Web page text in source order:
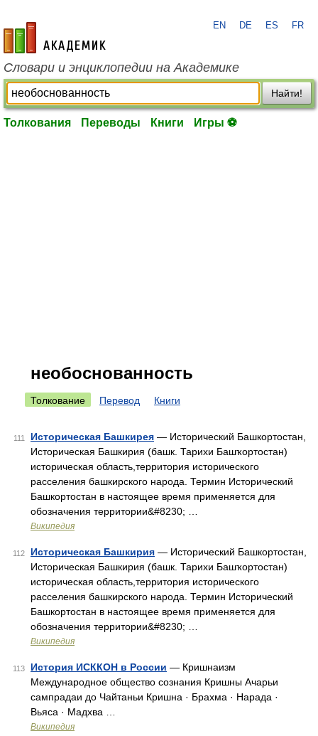
academic.ru
EN DE ES FR
Словари и энциклопедии на Академике
Найти!
Толкования Переводы Книги Игры ⚽
необоснованность
Толкование Перевод Книги
111 Историческая Башкирея — Исторический Башкортостан,
Историческая Башкирия (башк. Тарихи Башҡортостан)
историческая область,территория исторического
расселения башкирского народа. Термин Исторический
Башкортостан в настоящее время применяется для
обозначения территории&#8230; …
Википедия
112 Историческая Башкирия — Исторический Башкортостан,
Историческая Башкирия (башк. Тарихи Башҡортостан)
историческая область,территория исторического
расселения башкирского народа. Термин Исторический
Башкортостан в настоящее время применяется для
обозначения территории&#8230; …
Википедия
113 История ИСККОН в России — Кришнаизм
Международное общество сознания Кришны Ачарьи
сампрадаи до Чайтаньи Кришна · Брахма · Нарада ·
Вьяса · Мадхва …
Википедия